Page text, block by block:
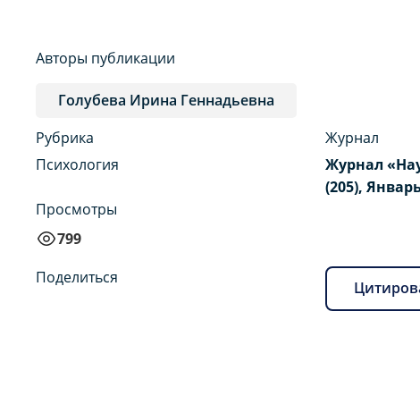
Авторы публикации
Голубева Ирина Геннадьевна
Рубрика
Психология
Просмотры
799
Журнал
Журнал
(205), Январь
Поделиться